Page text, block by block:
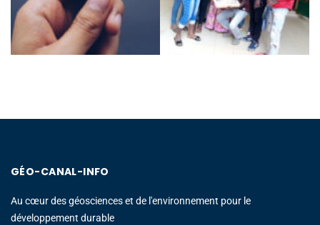
GÉO-CANAL-INFO
Au cœur des géosciences et de l'environnement pour le
développement durable